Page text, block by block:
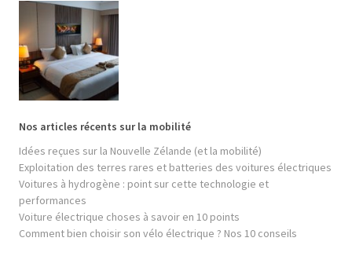
Nos articles récents sur la mobilité
Idées reçues sur la Nouvelle Zélande (et la mobilité)
Exploitation des terres rares et batteries des voitures électriques
Voitures à hydrogène : point sur cette technologie et
performances
Voiture électrique choses à savoir en 10 points
Comment bien choisir son vélo électrique ? Nos 10 conseils